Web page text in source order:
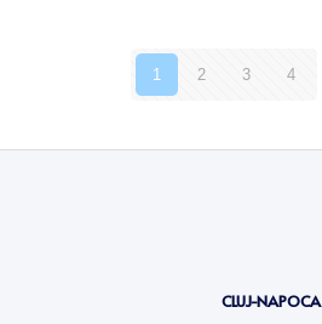
1 2 3 4
CLUJ-NAPOCA